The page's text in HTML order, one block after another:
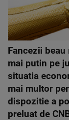
Fancezii
mai putin pe
situatia
mai multor
dispozitie a
preluat de